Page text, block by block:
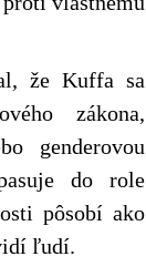
že Kuffa sa
zákona,
genderovou
do role
pôsobí ako
ľudí.